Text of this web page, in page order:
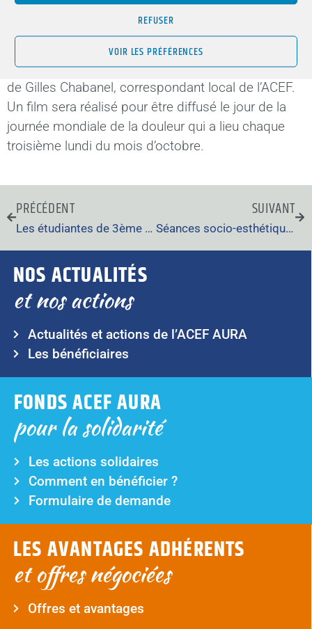
REFUSER
VOIR LES PRÉFÉRENCES
projets, le Fonds ACEF AURA pour la Solidarité a
décidé de verser à l’association un chèque de
1 000 euros qui lui a été remis par Gérard Rivet,
administrateur du Fonds de solidarité, en présence
de Gilles Chabanel, correspondant local de l’ACEF.
Un film sera réalisé pour être diffusé le jour de la
journée mondiale de la douleur qui a lieu chaque
troisième lundi du mois d’octobre.
PRÉCÉDENT
Les étudiantes de 3ème année de l’IFSI de Savoie célèbrent leur réussite
SUIVANT
Séances socio-esthétiques en faveur des résidents de l’EHPAD de Saint-Chef (38)
NOS ACTUALITÉS
et nos actions
Actualités et actions de l’ACEF AURA
Les bénéficiaires
FONDS ACEF AURA
pour la solidarité
Les actions solidaires
Comment en bénéficier ?
Formulaire de demande
LES AVANTAGES ADHÉRENTS
et offres négociées
Offres et avantages